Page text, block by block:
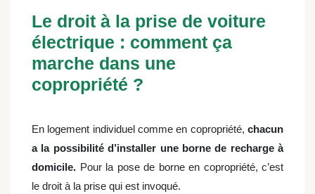
Le droit à la prise de voiture
électrique : comment ça
marche dans une
copropriété ?
En logement individuel comme en copropriété, chacun
a la possibilité d’installer une borne de recharge à
domicile. Pour la pose de borne en copropriété, c’est
le droit à la prise qui est invoqué.